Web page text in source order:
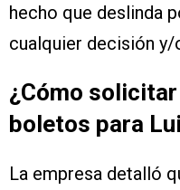
hecho que deslinda
cualquier decisión y/
¿Cómo
boletos para
La empresa detalló